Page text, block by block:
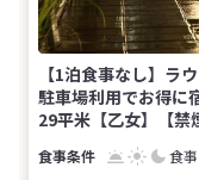
【1泊食事なし】ラ
駐車場利用でお得に
29平米【乙女】【禁
食